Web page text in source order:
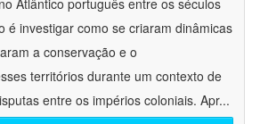
Atlântico português entre os séculos
é investigar como se criaram dinâmicas
a conservação e o
territórios durante um contexto de
entre os impérios coloniais. Apr...